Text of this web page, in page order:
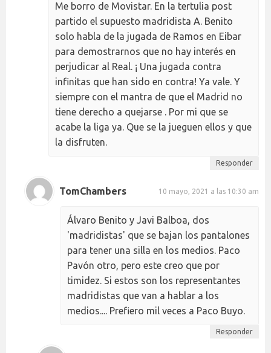
Me borro de Movistar. En la tertulia post
partido el supuesto madridista A. Benito
solo habla de la jugada de Ramos en Eibar
para demostrarnos que no hay interés en
perjudicar al Real. ¡ Una jugada contra
infinitas que han sido en contra! Ya vale. Y
siempre con el mantra de que el Madrid no
tiene derecho a quejarse . Por mi que se
acabe la liga ya. Que se la jueguen ellos y que
la disfruten.
Responder
TomChambers 10 mayo, 2021 a las 10:30 am
Álvaro Benito y Javi Balboa, dos
'madridistas' que se bajan los pantalones
para tener una silla en los medios. Paco
Pavón otro, pero este creo que por
timidez. Si estos son los representantes
madridistas que van a hablar a los
medios.... Prefiero mil veces a Paco Buyo.
Responder